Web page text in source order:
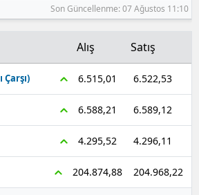
Muğla
Nevşehir
Niğde
Rize
Sakarya
Son Güncellenme: 07 Ağustos 11:10
Alış Satış
Çarşı) 6.515,01 6.522,53
6.588,21 6.589,12
4.295,52 4.296,11
204.874,88 204.968,22